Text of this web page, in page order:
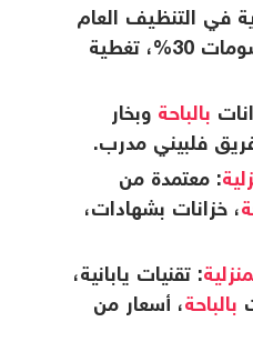
في التنظيف العام
، خصومات 30%، تغطية
بالباحة وبخار
فلبيني مدرب.
: معتمدة من
، خزانات بشهادات،
: تقنيات يابانية،
بالباحة، أسعار من